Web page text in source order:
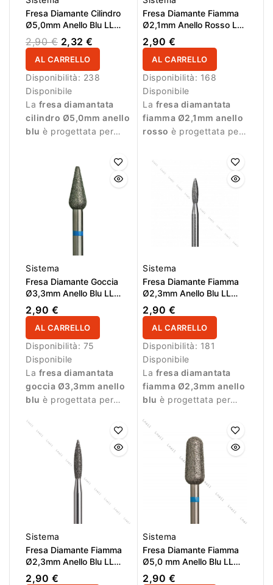
Fresa Diamante Cilindro
Ø5,0mm Anello Blu LL
1,0mm
2,90 € 2,32 €
AL CARRELLO
Disponibilità: 238
Disponibile
La fresa diamantata
cilindro Ø5,0mm anello
blu è progettata per
Fresa Diamante Fiamma
Ø2,1mm Anello Rosso LL
10,0mm
2,90 €
AL CARRELLO
Disponibilità: 168
Disponibile
La fresa diamantata
fiamma Ø2,1mm anello
rosso è progettata per
delicate durante la
manicure.
Sistema
Fresa Diamante Goccia
Ø3,3mm Anello Blu LL
10,0mm
2,90 €
AL CARRELLO
Disponibilità: 75
Disponibile
La fresa diamantata
goccia Ø3,3mm anello
blu è progettata per
durante la manicure.
Sistema
Fresa Diamante Fiamma
Ø2,3mm Anello Blu LL
8,0mm
2,90 €
AL CARRELLO
Disponibilità: 181
Disponibile
La fresa diamantata
fiamma Ø2,3mm anello
blu è progettata per
durante la manicure
professionale.
Sistema
Fresa Diamante Fiamma
Ø2,3mm Anello Blu LL
10,0mm
2,90 €
Sistema
Fresa Diamante Fiamma
Ø5,0 mm Anello Blu LL
12,0 mm
2,90 €